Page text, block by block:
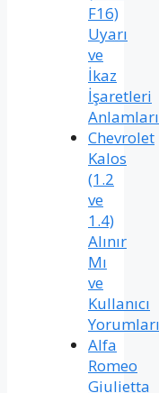
F16)
Uyarı
ve
İkaz
İşaretleri
Anlamları
Chevrolet
Kalos
(1.2
ve
1.4)
Alınır
Mı
ve
Kullanıcı
Yorumları
Alfa
Romeo
Giulietta